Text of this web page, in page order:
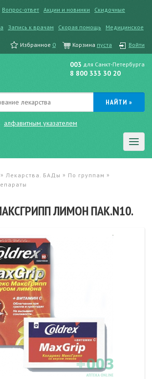
Вопрос-ответ Акции и новинки
Скидочные
Запись к врачам Скорая помощь
Медицинское
Избранное 0 Корзина пуста Войти
алфавитным указателем
003 для Санкт-Петербурга
8 800 333 30 20
» Лекарства. БАДы » По группам »
ЛИМОН ПАК.N10.